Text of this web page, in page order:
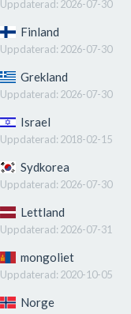
Uppdaterad: 2026-07-30
Finland
Uppdaterad: 2026-07-30
Grekland
Uppdaterad: 2026-07-30
Israel
Uppdaterad: 2018-02-15
Sydkorea
Uppdaterad: 2026-07-30
Lettland
Uppdaterad: 2026-07-31
mongoliet
Uppdaterad: 2020-10-05
Norge